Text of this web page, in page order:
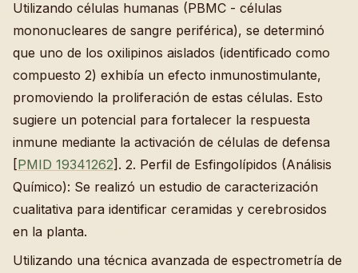
Utilizando células humanas (PBMC - células
mononucleares de sangre periférica), se determinó
que uno de los oxilipinos aislados (identificado como
compuesto 2) exhibía un efecto inmunostimulante,
promoviendo la proliferación de estas células. Esto
sugiere un potencial para fortalecer la respuesta
inmune mediante la activación de células de defensa
[PMID 19341262]. 2. Perfil de Esfingolípidos (Análisis
Químico): Se realizó un estudio de caracterización
cualitativa para identificar ceramidas y cerebrosidos
en la planta.
Utilizando una técnica avanzada de espectrometría de